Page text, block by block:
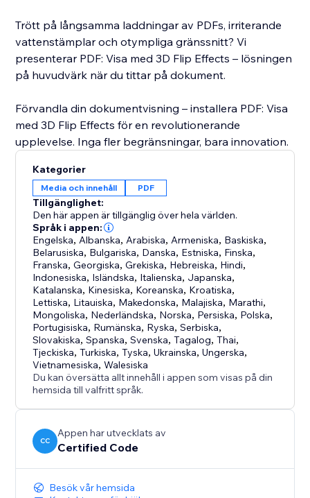
Trött på långsamma laddningar av PDFs, irriterande
vattenstämplar och otympliga gränssnitt? Vi
presenterar PDF: Visa med 3D Flip Effects – lösningen
på huvudvärk när du tittar på dokument.
Förvandla din dokumentvisning – installera PDF: Visa
med 3D Flip Effects för en revolutionerande
upplevelse. Inga fler begränsningar, bara innovation.
Kategorier
Media och innehåll PDF
Tillgänglighet:
Den här appen är tillgänglig över hela världen.
Språk i appen:
Engelska, Albanska, Arabiska, Armeniska, Baskiska,
Belarusiska, Bulgariska, Danska, Estniska, Finska,
Franska,Georgiska,Grekiska, Hebreiska, Hindi,
Indonesiska, Isländska, Italienska, Japanska,
Katalanska, Kinesiska, Koreanska, Kroatiska,
Lettiska, Litauiska, Makedonska, Malajiska, Marathi,
Mongoliska, Nederländska, Norska, Persiska, Polska,
Portugisiska, Rumänska, Ryska,Serbiska,
Slovakiska,Spanska,Svenska,Tagalog,Thai,
Tjeckiska,Turkiska,Tyska,Ukrainska,Ungerska,
Vietnamesiska,Walesiska
Du kan översätta allt innehåll i appen som visas på din
hemsida till valfritt språk.
CC
Appen har utvecklats av
Certified Code
Besök vår hemsida